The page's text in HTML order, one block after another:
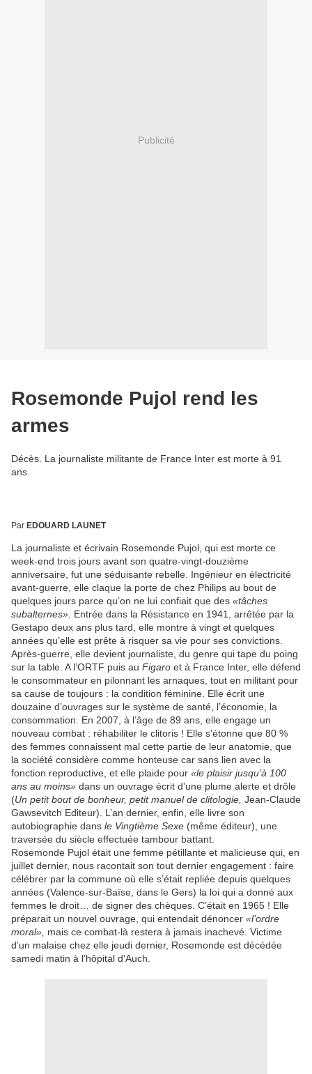
Publicité
Rosemonde Pujol rend les
armes
Décès. La journaliste militante de France Inter est morte à 91
ans.
Par EDOUARD LAUNET
La journaliste et écrivain Rosemonde Pujol, qui est morte ce
week-end trois jours avant son quatre-vingt-douzième
anniversaire, fut une séduisante rebelle. Ingénieur en électricité
avant-guerre, elle claque la porte de chez Philips au bout de
quelques jours parce qu’on ne lui confiait que des «tâches
subalternes». Entrée dans la Résistance en 1941, arrêtée par la
Gestapo deux ans plus tard, elle montre à vingt et quelques
années qu’elle est prête à risquer sa vie pour ses convictions.
Après-guerre, elle devient journaliste, du genre qui tape du poing
sur la table. A l’ORTF puis au Figaro et à France Inter, elle défend
le consommateur en pilonnant les arnaques, tout en militant pour
sa cause de toujours : la condition féminine. Elle écrit une
douzaine d’ouvrages sur le système de santé, l’économie, la
consommation. En 2007, à l’âge de 89 ans, elle engage un
nouveau combat : réhabiliter le clitoris ! Elle s’étonne que 80 %
des femmes connaissent mal cette partie de leur anatomie, que
la société considère comme honteuse car sans lien avec la
fonction reproductive, et elle plaide pour «le plaisir jusqu’à 100
ans au moins» dans un ouvrage écrit d’une plume alerte et drôle
(Un petit bout de bonheur, petit manuel de clitologie, Jean-Claude
Gawsevitch Editeur). L’an dernier, enfin, elle livre son
autobiographie dans le Vingtième Sexe (même éditeur), une
traversée du siècle effectuée tambour battant.
Rosemonde Pujol était une femme pétillante et malicieuse qui, en
juillet dernier, nous racontait son tout dernier engagement : faire
célébrer par la commune où elle s’était repliée depuis quelques
années (Valence-sur-Baïse, dans le Gers) la loi qui a donné aux
femmes le droit… de signer des chèques. C’était en 1965 ! Elle
préparait un nouvel ouvrage, qui entendait dénoncer «l’ordre
moral», mais ce combat-là restera à jamais inachevé. Victime
d’un malaise chez elle jeudi dernier, Rosemonde est décédée
samedi matin à l’hôpital d’Auch.